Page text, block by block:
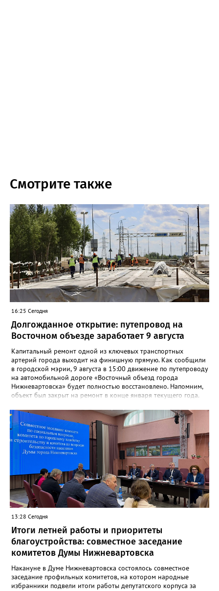
Смотрите также
16:25 Сегодня
Долгожданное открытие: путепровод на
Восточном объезде заработает 9 августа
Капитальный ремонт одной из ключевых транспортных
артерий города выходит на финишную прямую. Как сообщили
в городской мэрии, 9 августа в 15:00 движение по путепроводу
на автомобильной дороге «Восточный объезд города
Нижневартовска» будет полностью восстановлено. Напомним,
объект был закрыт на ремонт в конце января текущего года.
августа в 15 часов возобновится движение транспортных
средств по путепроводу на автомобильной дороге «Восточный
объезд города Нижневартовска»»,- сказано в сообщении.
Путепровод на Восточном объезде — важнейшая транспортная
артерия, соединяющая Нижневартовск с региональной
трассой. Он пропускает значительный поток транспорта и
связывает город с другими муниципалитетами округа и
Томской областью. После открытия движение по восточному
направлению серьёзно разгрузится. Водителей просят
соблюдать правила дорожного движения и быть
внимательными за рулём.
13:28 Сегодня
Итоги летней работы и приоритеты
благоустройства: совместное заседание
комитетов Думы Нижневартовска
Накануне в Думе Нижневартовска состоялось совместное
заседание профильных комитетов, на котором народные
избранники подвели итоги работы депутатского корпуса за